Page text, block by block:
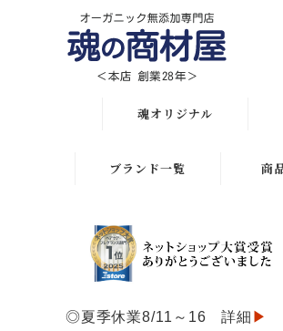
魂オリジナル
オリジナル全商品
初めての方におススメ
スキンケア
解
発
モ
ブランド一覧 商
オリジ
初めて
◎夏季休業8/11～16 詳細 ▶